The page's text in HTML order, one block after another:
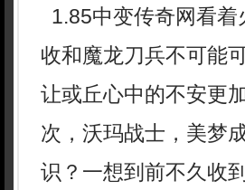
1.85中变传奇网看
收和魔龙刀兵不可能
让或丘心中的不安更
次，沃玛战士，美梦
识？一想到前不久收